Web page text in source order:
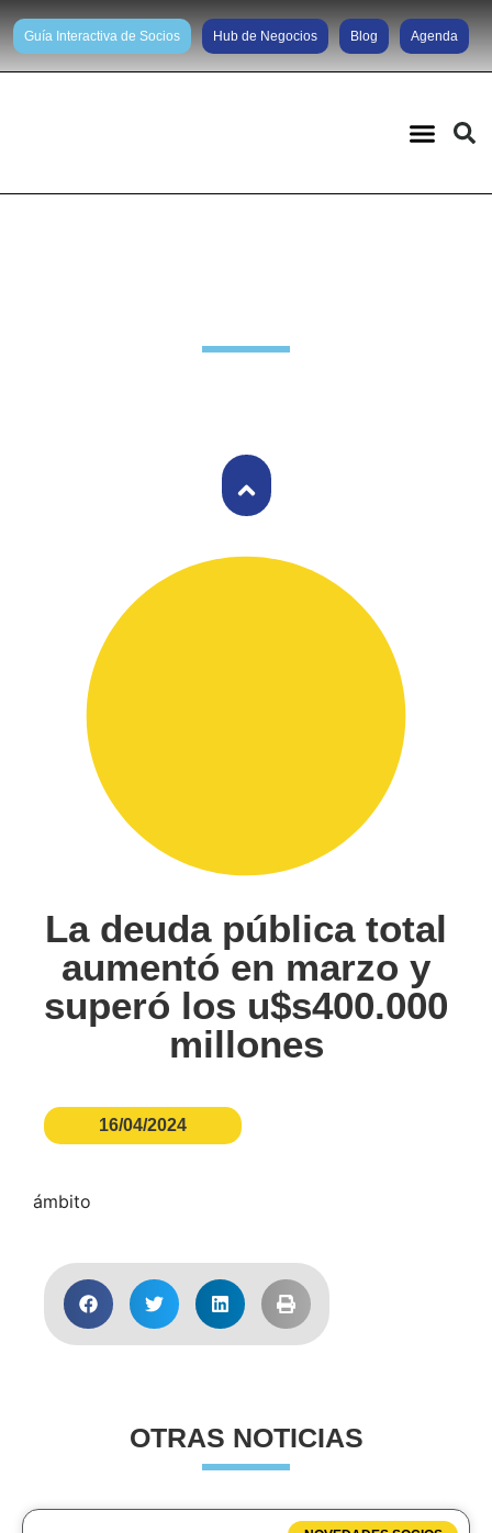
Guía Interactiva de Socios Hub de Negocios Blog Agenda
La deuda pública total
aumentó en marzo y
superó los u$s400.000
millones
16/04/2024
ámbito
OTRAS NOTICIAS